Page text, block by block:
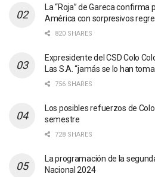
La “Roja” de Gareca
América con sorpresivos
820 SHARES
Expresidente del CSD Colo
Las S.A. “jamás se lo han
756 SHARES
Los posibles refuerzos de
semestre
728 SHARES
La programación de la
Nacional 2024